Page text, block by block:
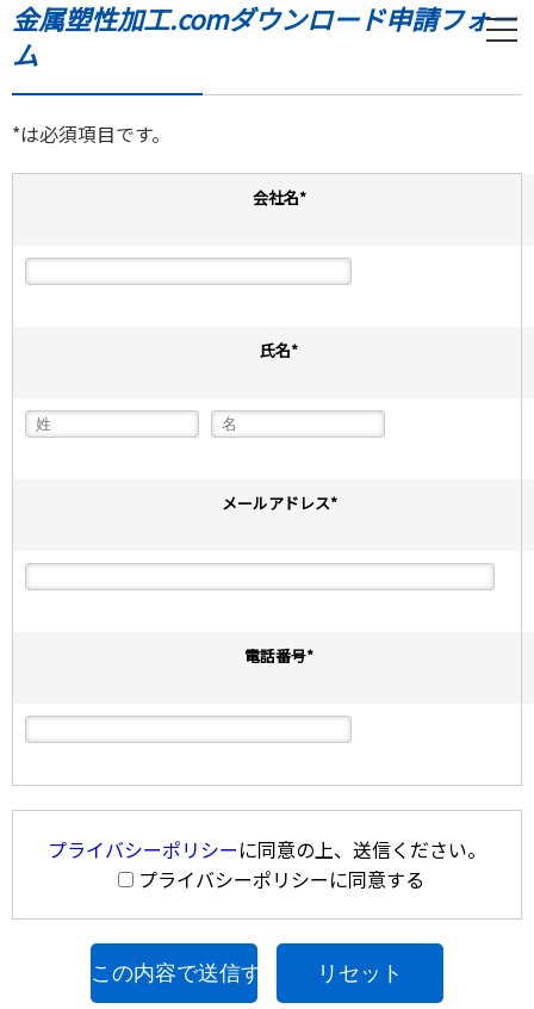
金属塑性加工.comダウンロード申請フォー
ム
*は必須項目です。
会社名*
氏名*
メールアドレス*
電話番号*
プライバシーポリシーに同意の上、送信ください。
プライバシーポリシーに同意する
リセット